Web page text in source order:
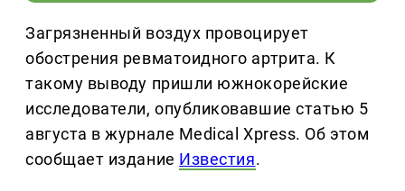
Загрязненный воздух провоцирует
обострения ревматоидного артрита. К
такому выводу пришли южнокорейские
исследователи, опубликовавшие статью 5
августа в журнале Medical Xpress. Об этом
сообщает издание Известия.